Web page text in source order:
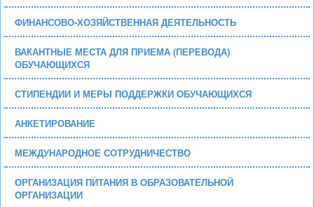
ФИНАНСОВО-ХОЗЯЙСТВЕННАЯ ДЕЯТЕЛЬНОСТЬ
ВАКАНТНЫЕ МЕСТА ДЛЯ ПРИЕМА (ПЕРЕВОДА)
ОБУЧАЮЩИХСЯ
СТИПЕНДИИ И МЕРЫ ПОДДЕРЖКИ ОБУЧАЮЩИХСЯ
АНКЕТИРОВАНИЕ
МЕЖДУНАРОДНОЕ СОТРУДНИЧЕСТВО
ОРГАНИЗАЦИЯ ПИТАНИЯ В ОБРАЗОВАТЕЛЬНОЙ
ОРГАНИЗАЦИИ